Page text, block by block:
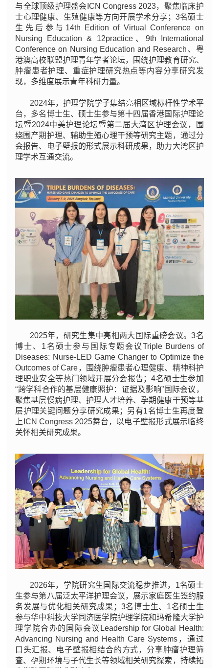
与全球顶级护理盛会ICN Congress 2023，聚焦临床护
士心理健康、生殖健康等方向开展学术分享；3名硕士
生先后参与14th Edition of Virtual Conference on
Nursing Education & 12practice、9th International
Conference on Nursing Education and Research、粤
港澳高校联盟护理青年学者论坛，围绕护理教育研究、
肿瘤患者护理、重症护理研究热点等内容分享研究发
现，多维度展示青年科研力量。
2024年，护理学院学子集结亮相区域标杆性学术平
台，多名博士生、硕士生参与第十四届香港国际护理论
坛暨2024中美护理论坛暨第二届大湾区护理会议，围
绕围产期护理、辅助生殖心理干预等研究主题，通过分
会报告、电子壁报的形式展示科研成果，助力大湾区护
理学术互通交流。
2025年，研究生集中亮相两大国际重磅会议。3名
博士、1名硕士参与国际专题会议Triple Burdens of
Diseases: Nurse-LED Game Changer to Optimize the
Outcomes of Care，围绕肿瘤患者心理健康、精神科护
理职业安全等热门领域开展分会报告；4名硕士生参加
“跨学科合作的基层健康照护：证据及影响” 国际会议，
聚焦基层慢病护理、护理人才培养、孕期健康干预等基
层护理关键问题分享研究成果；另有1名博士生再度登
上ICN Congress 2025舞台，以电子壁报形式展示临终
关怀相关研究成果。
2026年，学院研究生国际交流稳步推进，1名硕士
生参与第八届泛太平洋护理会议，展示家庭医生签约服
务发展与优化相关研究成果；3名博士生、1名硕士生
参与华中科技大学同济医学院护理学院和玛希隆大学护
理学院合办的国际会议Leadership for Global Health:
Advancing Nursing and Health Care Systems，通过
口头汇报、电子壁报相结合的方式，分享肿瘤护理筛
查、孕期环境与子代生长等领域相关研究探索，持续拓